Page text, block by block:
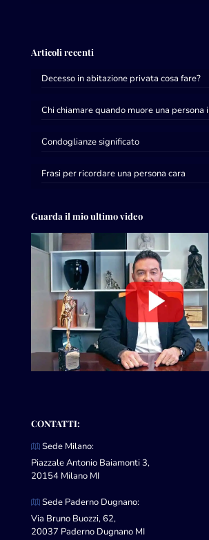
Articoli recenti
Decesso in abitazione privata cosa fare?
Chi chiamare quando muore una persona
Condoglianze significato
Frasi per ricordare una persona cara
Guarda il mio ultimo video
CONTATTI:
Sede Milano:
Piazzale Antonio Baiamonti 3,
20154 Milano MI
Sede Paderno Dugnano:
Via Bruno Buozzi, 62,
20037 Paderno Dugnano MI